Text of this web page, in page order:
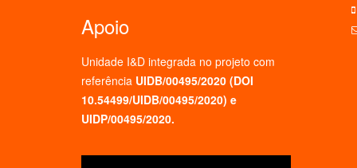
Apoio
Unidade I&D integrada no projeto com
referência UIDB/00495/2020 (DOI
10.54499/UIDB/00495/2020) e
UIDP/00495/2020.